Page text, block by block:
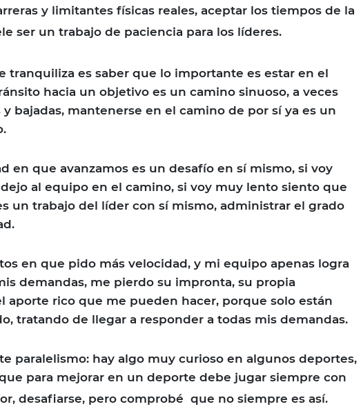
y limitantes físicas reales, aceptar los tiempos de la
ser un trabajo de paciencia para los líderes.
tranquiliza es saber que lo importante es estar en el
hacia un objetivo es un camino sinuoso, a veces
bajadas, mantenerse en el camino de por sí ya es un
en que avanzamos es un desafío en sí mismo, si voy
al equipo en el camino, si voy muy lento siento que
un trabajo del líder con sí mismo, administrar el grado
en que pido más velocidad, y mi equipo apenas logra
demandas, me pierdo su impronta, su propia
aporte rico que me pueden hacer, porque solo están
tratando de llegar a responder a todas mis demandas.
paralelismo: hay algo muy curioso en algunos deportes,
para mejorar en un deporte debe jugar siempre con
desafiarse, pero comprobé que no siempre es así.